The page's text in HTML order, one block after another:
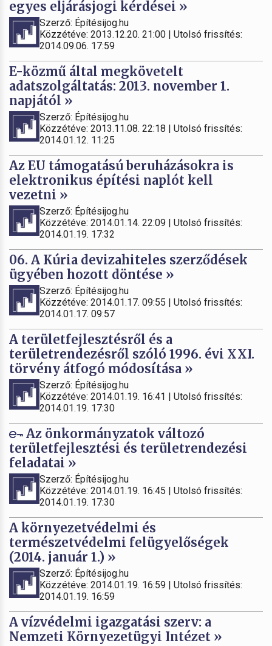
egyes eljárásjogi kérdései »
Szerző: Építésijog.hu
Közzétéve: 2013.12.20. 21:00 | Utolsó frissítés:
2014.09.06. 17:59
E-közmű által megkövetelt
adatszolgáltatás: 2013. november 1.
napjától »
Szerző: Építésijog.hu
Közzétéve: 2013.11.08. 22:18 | Utolsó frissítés:
2014.01.12. 11:25
Az EU támogatású beruházásokra is
elektronikus építési naplót kell
vezetni »
Szerző: Építésijog.hu
Közzétéve: 2014.01.14. 22:09 | Utolsó frissítés:
2014.01.19. 17:32
06. A Kúria devizahiteles szerződések
ügyében hozott döntése »
Szerző: Építésijog.hu
Közzétéve: 2014.01.17. 09:55 | Utolsó frissítés:
2014.01.17. 09:57
A területfejlesztésről és a
területrendezésről szóló 1996. évi XXI.
törvény átfogó módosítása »
Szerző: Építésijog.hu
Közzétéve: 2014.01.19. 16:41 | Utolsó frissítés:
2014.01.19. 17:30
Az önkormányzatok változó
területfejlesztési és területrendezési
feladatai »
Szerző: Építésijog.hu
Közzétéve: 2014.01.19. 16:45 | Utolsó frissítés:
2014.01.19. 17:30
A környezetvédelmi és
természetvédelmi felügyelőségek
(2014. január 1.) »
Szerző: Építésijog.hu
Közzétéve: 2014.01.19. 16:59 | Utolsó frissítés:
2014.01.19. 16:59
A vízvédelmi igazgatási szerv: a
Nemzeti Környezetügyi Intézet »